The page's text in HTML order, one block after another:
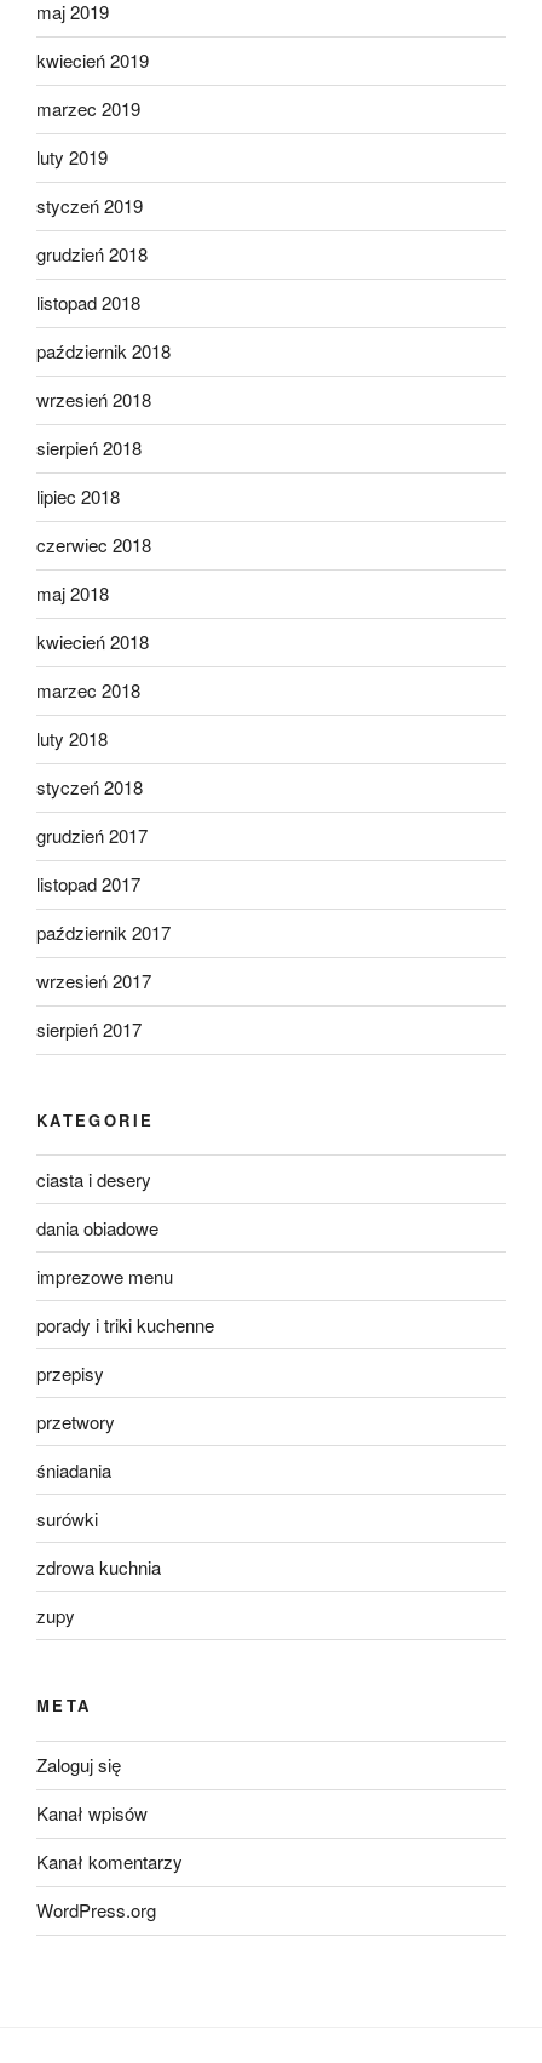
maj 2019
kwiecień 2019
marzec 2019
luty 2019
styczeń 2019
grudzień 2018
listopad 2018
październik 2018
wrzesień 2018
sierpień 2018
lipiec 2018
czerwiec 2018
maj 2018
kwiecień 2018
marzec 2018
luty 2018
styczeń 2018
grudzień 2017
listopad 2017
październik 2017
wrzesień 2017
sierpień 2017
KATEGORIE
ciasta i desery
dania obiadowe
imprezowe menu
porady i triki kuchenne
przepisy
przetwory
śniadania
surówki
zdrowa kuchnia
zupy
META
Zaloguj się
Kanał wpisów
Kanał komentarzy
WordPress.org